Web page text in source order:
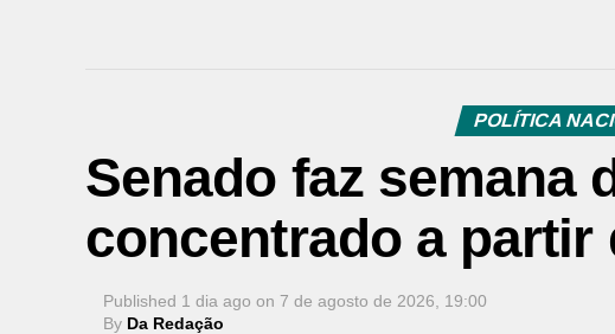
POLÍTICA
Senado faz semana
concentrado a partir
Published 1 dia ago on 7 de agosto de 2026, 19:00
By Da Redação